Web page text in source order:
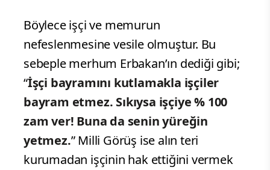
Böylece işçi ve memurun
nefeslenmesine vesile olmuştur. Bu
sebeple merhum Erbakan’ın dediği gibi;
“İşçi bayramını kutlamakla işçiler
bayram etmez. Sıkıysa işçiye % 100
zam ver! Buna da senin yüreğin
yetmez.” Milli Görüş ise alın teri
kurumadan işçinin hak ettiğini vermek